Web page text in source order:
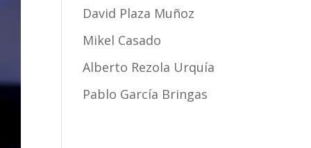
David Plaza Muñoz
Mikel Casado
Alberto Rezola Urquía
Pablo García Bringas